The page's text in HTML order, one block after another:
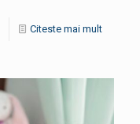
Citeste mai mult